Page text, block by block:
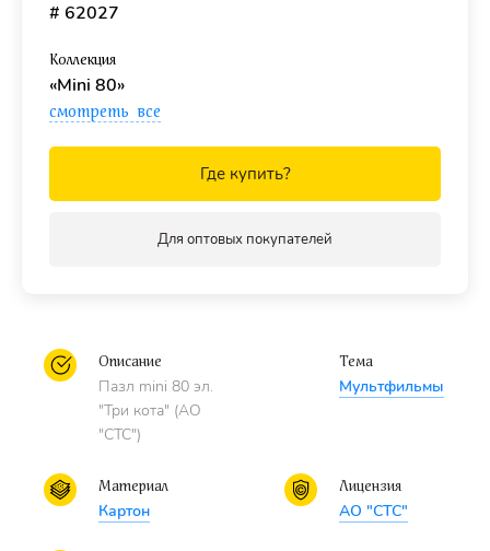
# 62027
Коллекция
«Mini 80»
смотреть все
Где купить?
Для оптовых покупателей
Описание
Пазл mini 80 эл.
"Три кота" (АО
"СТС")
Тема
Мультфильмы
Материал
Картон
Лицензия
АО "СТС"